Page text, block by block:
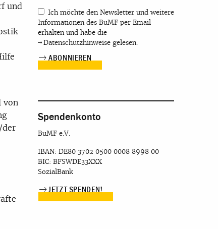
und
von
der
Ich möchte den Newsletter und weitere
Informationen des BuMF per Email
erhalten und habe die
Datenschutzhinweise gelesen.
Spendenkonto
BuMF e.V.
IBAN: DE80 3702 0500 0008 8998 00
BIC: BFSWDE33XXX
SozialBank
JETZT SPENDEN!